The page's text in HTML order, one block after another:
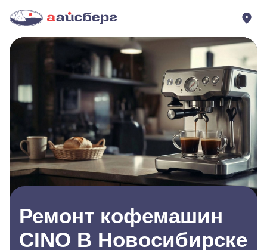
Ремонт кофемашин
CINO В Новосибирске